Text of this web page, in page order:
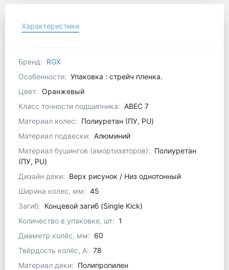
Характеристики
Бренд: RGX
Особенности: Упаковка : стрейч пленка.
Цвет: Оранжевый
Класс точности подшипника: ABEC 7
Материал колес: Полиуретан (ПУ, PU)
Материал подвески: Алюминий
Материал бушингов (амортизаторов): Полиуретан
(ПУ, PU)
Дизайн деки: Верх рисунок / Низ однотонный
Ширина колес, мм: 45
Загиб: Концевой загиб (Single Kick)
Количество в упаковке, шт: 1
Диаметр колёс, мм: 60
Твёрдость колёс, А: 78
Материал деки: Полипропилен